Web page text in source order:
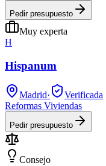
Pedir presupuesto
Muy experta
H
Hispanum
Madrid·
Verificada
Reformas Viviendas
Pedir presupuesto
Consejo